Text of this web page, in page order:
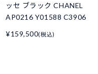
ッセ ブラック CHANEL
AP0216 Y01588 C3906
¥159,500(税込)